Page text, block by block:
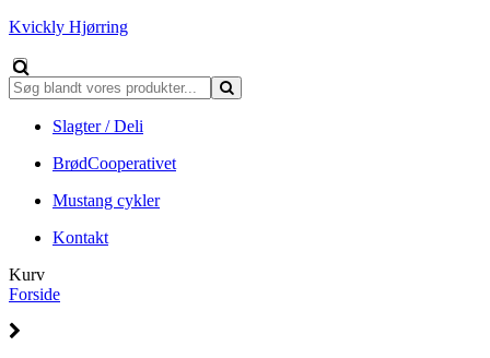
Kvickly Hjørring
Slagter / Deli
BrødCooperativet
Mustang cykler
Kontakt
Kurv
Forside